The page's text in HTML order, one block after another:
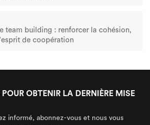
team building : renforcer la cohésion,
de coopération
POUR OBTENIR LA DERNIÈRE MISE
informé, abonnez-vous et nous vous